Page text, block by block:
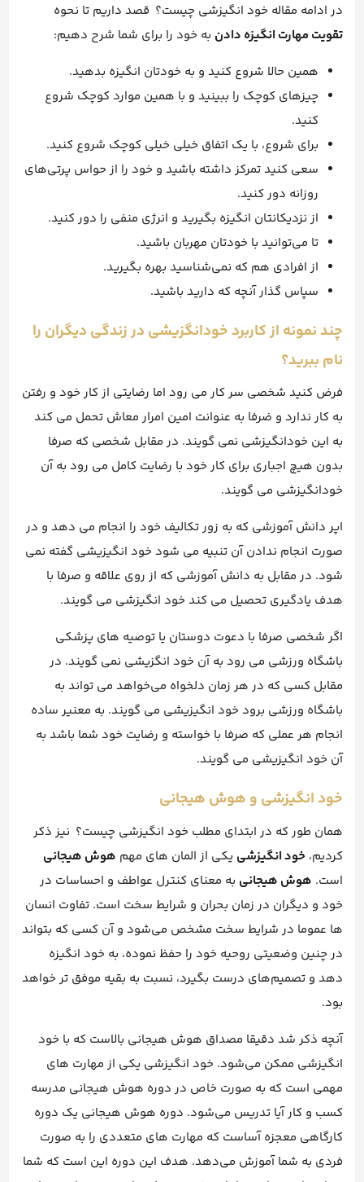
در ادامه مقاله خود انگیزشی چیست؟ قصد داریم تا نحوه
تقویت مهارت انگیزه دادن به خود را برای شما شرح دهیم:
همین حالا شروع کنید و به خودتان انگیزه بدهید.
چیزهای کوچک را ببینید و با همین موارد کوچک شروع
کنید.
برای شروع، با یک اتفاق خیلی خیلی کوچک شروع کنید.
سعی کنید تمرکز داشته باشید و خود را از حواس پرتی‌های
روزانه دور کنید.
از نزدیکانتان انگیزه بگیرید و انرژی منفی را دور کنید.
تا می‌توانید با خودتان مهربان باشید.
از افرادی هم که نمی‌شناسید بهره بگیرید.
سپاس گذار آنچه که دارید باشید.
چند نمونه از کاربرد خودانگزیشی در زندگی دیگران را
نام ببرید؟
فرض کنید شخصی سر کار می رود اما رضایتی از کار خود و رفتن
به کار ندارد و ضرفا به عنوانت امین امرار معاش تحمل می کند
به این خودانگیزشی نمی گویند. در مقابل شخصی که صرفا
بدون هیچ اجباری برای کار خود با رضایت کامل می رود به آن
خودانگیزشی می گویند.
اپر دانش آموزشی که به زور تکالیف خود را انجام می دهد و در
صورت انجام ندادن آن تنبیه می شود خود انگیزیشی گفته نمی
شود. در مقابل به دانش آموزشی که از روی علاقه و صرفا با
هدف یادگیری تحصیل می کند خود انگیزشی می گویند.
اگر شخصی صرفا با دعوت دوستان یا توصیه های پزشکی
باشگاه ورزشی می رود به آن خود انگزیشی نمی گویند. در
مقابل کسی که در هر زمان دلخواه می‌خواهد می تواند به
باشگاه ورزشی برود خود انگیزیشی می گویند. به معنیر ساده
انجام هر عملی که صرفا با خواسته و رضایت خود شما باشد به
آن خود انگیزیشی می گویند.
خود انگیزشی و هوش هیجانی
همان طور که در ابتدای مطلب خود انگیزشی چیست؟ نیز ذکر
کردیم، خود انگیزشی یکی از المان های مهم هوش هیجانی
است. هوش هیجانی به معنای کنترل عواطف و احساسات در
خود و دیگران در زمان بحران و شرایط سخت است. تفاوت انسان
ها عموما در شرایط سخت مشخص می‌شود و آن کسی که بتواند
در چنین وضعیتی روحیه خود را حفظ نموده، به خود انگیزه
دهد و تصمیم‌های درست بگیرد، نسبت به بقیه موفق تر خواهد
بود.
آنچه ذکر شد دقیقا مصداق هوش هیجانی بالاست که با خود
انگیزشی ممکن می‌شود. خود انگیزشی یکی از مهارت های
مهمی است که به صورت خاص در دوره هوش هیجانی مدرسه
کسب و کار آیا تدریس می‌شود. دوره هوش هیجانی یک دوره
کارگاهی معجزه آساست که مهارت های متعددی را به صورت
فردی به شما آموزش می‌دهد. هدف این دوره این است که شما